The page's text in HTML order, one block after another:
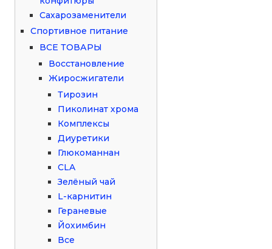
Сахарозаменители
Спортивное питание
ВСЕ ТОВАРЫ
Восстановление
Жиросжигатели
Тирозин
Пиколинат хрома
Комплексы
Диуретики
Глюкоманнан
CLA
Зелёный чай
L-карнитин
Гераневые
Йохимбин
Все